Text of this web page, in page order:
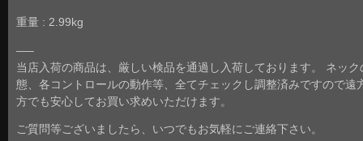
重量 : 2.99kg
—–
当店入荷の商品は、厳しい検品を通過し入荷しております。 ネック
態、各コントロールの動作等、全てチェックし調整済みですので遠
方でも安心してお買い求めいただけます。
ご質問等ございましたら、いつでもお気軽にご連絡下さい。